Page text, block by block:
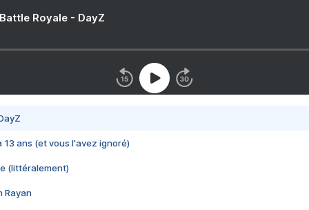
Royale - DayZ
13 ans (et vous l'avez ignoré)
(littéralement)
Rayan